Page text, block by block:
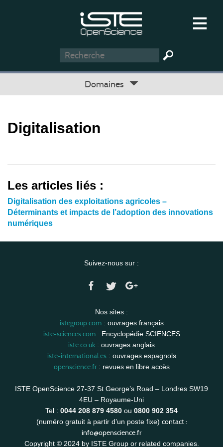
Domaines
Digitalisation
Les articles liés :
Digitalisation des exploitations agricoles –
Déterminants et impacts de l’adoption des innovations
numériques
Suivez-nous sur :
Nos sites :
istegroup.com: ouvrages français
iste-sciences.com: Encyclopédie SCIENCES
iste.co.uk : ouvrages anglais
iste-international.es: ouvrages espagnols
openscience.fr: revues en libre accès
ISTE OpenScience 27-37 St George’s Road – Londres SW19
4EU – Royaume-Uni
Tel : 0044 208 879 4580 ou 0800 902 354
(numéro gratuit à partir d’un poste fixe) contact :
info@openscience.fr
Copyright © 2024 by ISTE Group or related companies.